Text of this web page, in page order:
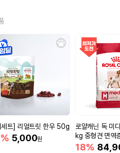
세트] 리얼트릿 한우 50g
5,000원
로얄캐닌 독 미
kg 중형견 면역
18%